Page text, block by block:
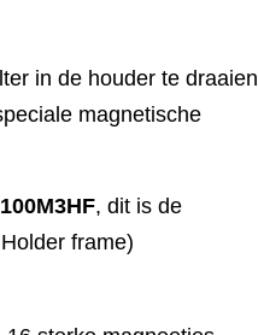
in de houder te draaien
magnetische
, dit is de
frame)